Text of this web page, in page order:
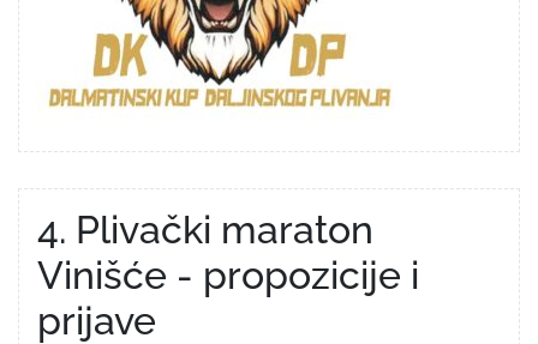
4. Plivački maraton
Vinišće - propozicije i
prijave